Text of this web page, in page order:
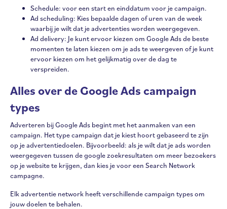
Schedule: voor een start en einddatum voor je campaign.
Ad scheduling: Kies bepaalde dagen of uren van de week
waarbij je wilt dat je advertenties worden weergegeven.
Ad delivery: Je kunt ervoor kiezen om Google Ads de beste
momenten te laten kiezen om je ads te weergeven of je kunt
ervoor kiezen om het gelijkmatig over de dag te
verspreiden.
Alles over de Google Ads campaign
types
Adverteren bij Google Ads begint met het aanmaken van een
campaign. Het type campaign dat je kiest hoort gebaseerd te zijn
op je advertentiedoelen. Bijvoorbeeld: als je wilt dat je ads worden
weergegeven tussen de google zoekresultaten om meer bezoekers
op je website te krijgen, dan kies je voor een Search Network
campagne.
Elk advertentie network heeft verschillende campaign types om
jouw doelen te behalen.